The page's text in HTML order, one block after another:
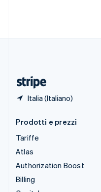
Italia (Italiano)
Prodotti e prezzi
Tariffe
Atlas
Authorization Boost
Billing